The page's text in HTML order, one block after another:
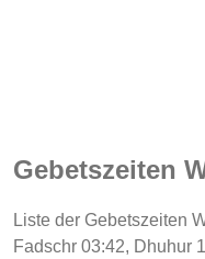
Gebetszeiten
Liste der Gebetszeiten
Fadschr 03:42, Dhuhur